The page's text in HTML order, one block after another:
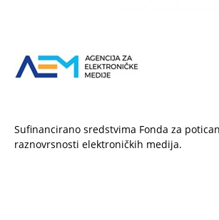
Sufinancirano sredstvima Fonda za
raznovrsnosti elektroničkih medija.